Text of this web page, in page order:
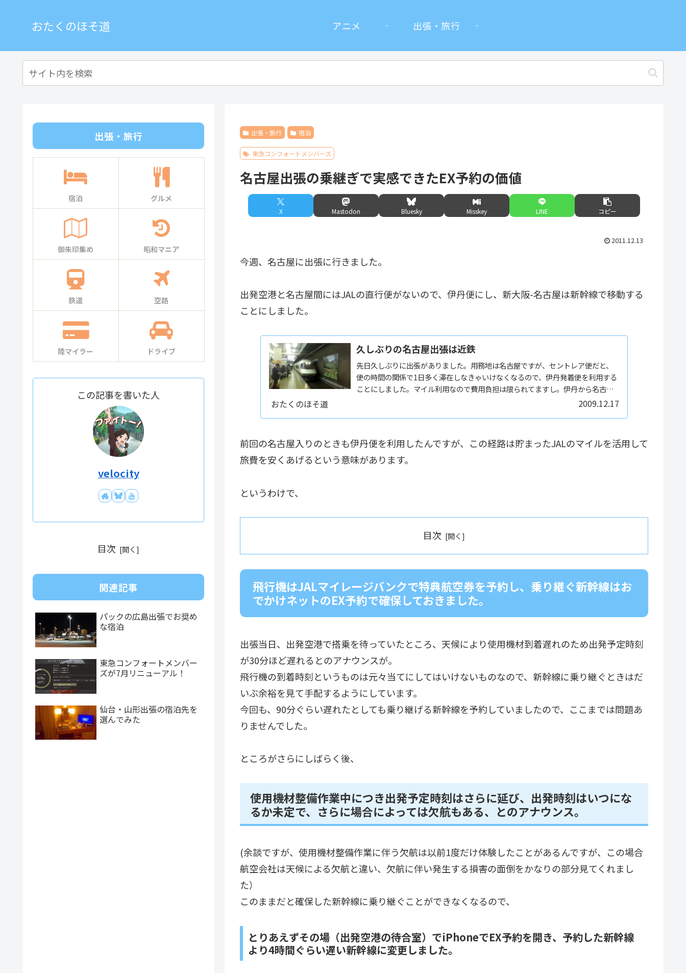
おたくのほそ道 アニメ 出張・旅行
出張・旅行 宿泊
東急コンフォートメンバーズ
名古屋出張の乗継ぎで実感できたEX予約の価値
X Mastodon Bluesky Misskey LINE コピー
2011.12.13
今週、名古屋に出張に行きました。
出発空港と名古屋間にはJALの直行便がないので、伊丹便にし、新大阪-名古屋は新幹線で移動する
ことにしました。
久しぶりの名古屋出張は近鉄
先日久しぶりに出張がありました。用務地は名古屋ですが、セントレア便だと、
便の時間の関係で1日多く滞在しなきゃいけなくなるので、伊丹発着便を利用する
ことにしました。マイル利用なので費用負担は限られてますし。伊丹から名古屋
おたくのほそ道 2009.12.17
前回の名古屋入りのときも伊丹便を利用したんですが、この経路は貯まったJALのマイルを活用して
旅費を安くあげるという意味があります。
というわけで、
目次
飛行機はJALマイレージバンクで特典航空券を予約し、乗り継ぐ新幹線はお
でかけネットのEX予約で確保しておきました。
出張当日、出発空港で搭乗を待っていたところ、天候により使用機材到着遅れのため出発予定時刻
が30分ほど遅れるとのアナウンスが。
飛行機の到着時刻というものは元々当てにしてはいけないものなので、新幹線に乗り継ぐときはだ
いぶ余裕を見て手配するようにしています。
今回も、90分ぐらい遅れたとしても乗り継げる新幹線を予約していましたので、ここまでは問題あ
りませんでした。
ところがさらにしばらく後、
使用機材整備作業中につき出発予定時刻はさらに延び、出発時刻はいつにな
るか未定で、さらに場合によっては欠航もある、とのアナウンス。
(余談ですが、使用機材整備作業に伴う欠航は以前1度だけ体験したことがあるんですが、この場合
航空会社は天候による欠航と違い、欠航に伴い発生する損害の面倒をかなりの部分見てくれまし
た）
このままだと確保した新幹線に乗り継ぐことができなくなるので、
とりあえずその場（出発空港の待合室）でiPhoneでEX予約を開き、予約した新幹線
より4時間ぐらい遅い新幹線に変更しました。
出張・旅行
宿泊 グルメ
御朱印集め 昭和マニア
鉄道 空路
陸マイラー ドライブ
この記事を書いた人
velocity
目次
関連記事
パックの広島出張でお奨め
な宿泊
東急コンフォートメンバー
ズが7月リニューアル！
仙台・山形出張の宿泊先を
選んでみた